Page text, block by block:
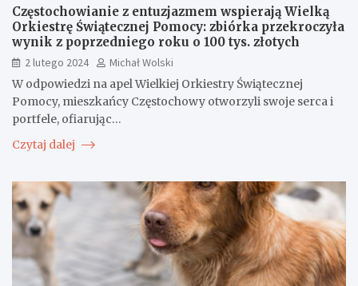
Częstochowianie z entuzjazmem wspierają Wielką
Orkiestrę Świątecznej Pomocy: zbiórka przekroczyła
wynik z poprzedniego roku o 100 tys. złotych
2 lutego 2024
Michał Wolski
W odpowiedzi na apel Wielkiej Orkiestry Świątecznej
Pomocy, mieszkańcy Częstochowy otworzyli swoje serca i
portfele, ofiarując…
Czytaj dalej